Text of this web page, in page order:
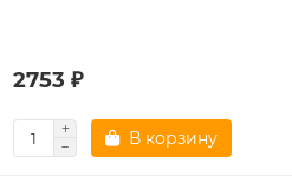
2753 ₽
В корзину